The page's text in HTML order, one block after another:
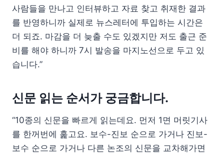
사람들을 만나고 인터뷰하고 자료 찾고 취재한 결과
를 반영하니까 실제로 뉴스레터에 투입하는 시간은
더 되죠. 마감을 더 늦출 수도 있겠지만 저도 출근 준
비를 해야 하니까 7시 발송을 마지노선으로 두고 있
습니다.”
신문 읽는 순서가 궁금합니다.
“10종의 신문을 빠르게 읽는데요. 먼저 1면 머릿기사
를 한꺼번에 훑고요. 보수-진보 순으로 가거나 진보-
보수 순으로 가거나 다른 논조의 신문을 교차해가면